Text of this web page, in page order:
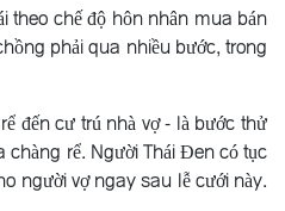
theo chế độ hôn nhân mua bán
phải qua nhiều bước, trong
đến cư trú nhà vợ - là bước thử
rể. Người Thái Ðen có tục
người vợ ngay sau lễ cưới này.